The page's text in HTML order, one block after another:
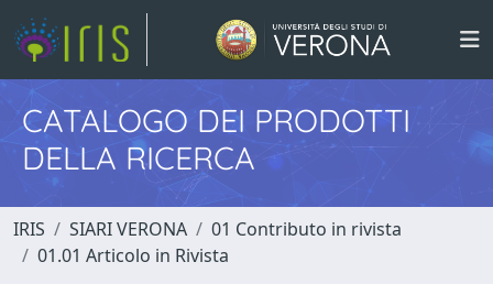
CATALOGO DEI PRODOTTI
DELLA RICERCA
IRIS SIARI VERONA
01 Contributo in rivista
01.01 Articolo in Rivista